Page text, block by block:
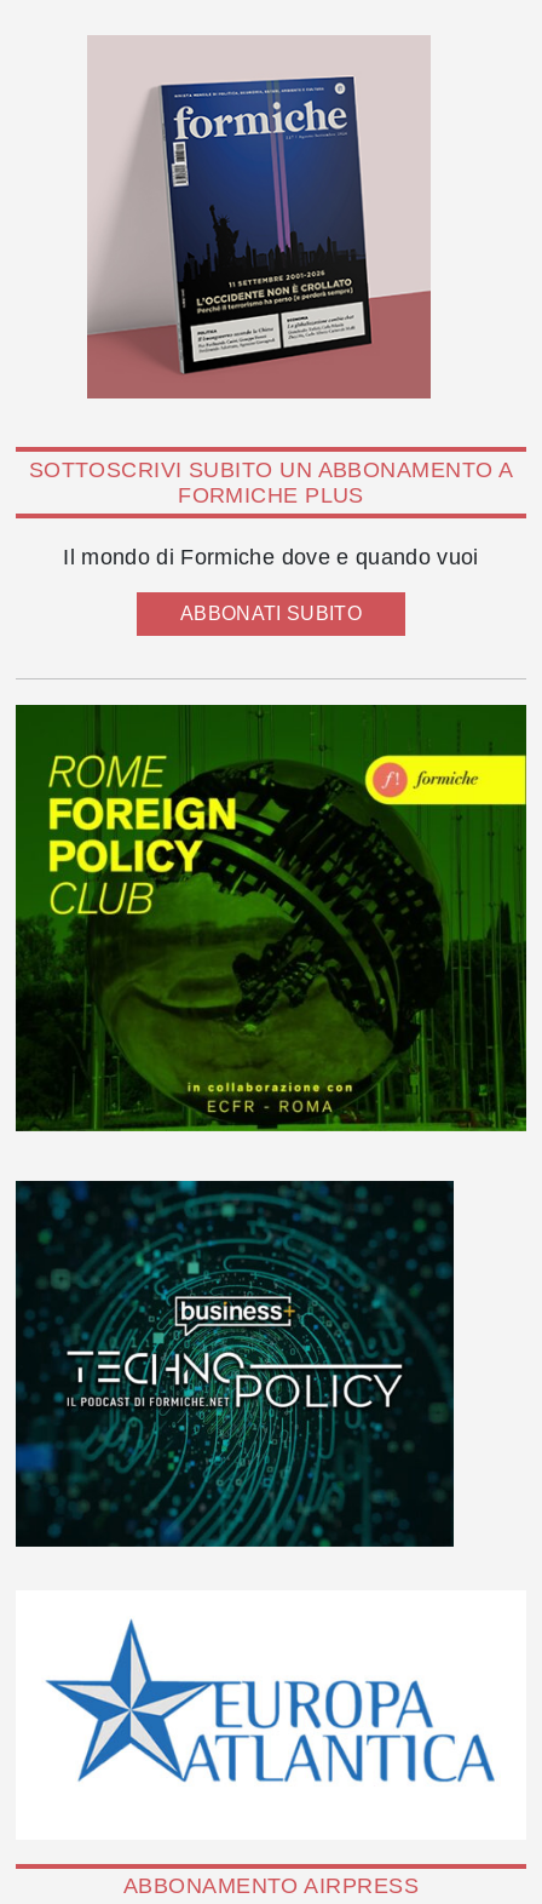
SOTTOSCRIVI SUBITO UN ABBONAMENTO A
FORMICHE PLUS
Il mondo di Formiche dove e quando vuoi
ABBONATI SUBITO
ABBONAMENTO AIRPRESS